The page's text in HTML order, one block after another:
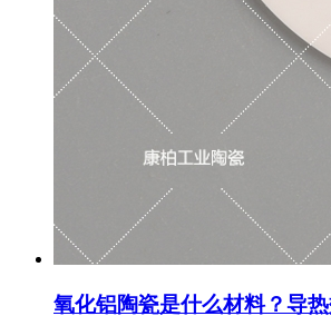
氧化铝陶瓷是什么材料？导